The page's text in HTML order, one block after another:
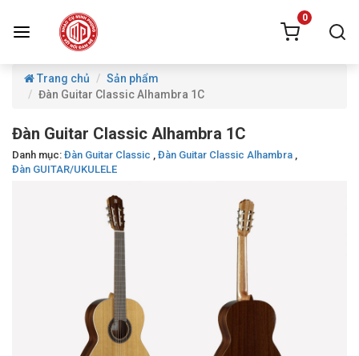
0
Trang chủ
Sản phẩm
Đàn Guitar Classic Alhambra 1C
Đàn Guitar Classic Alhambra 1C
Danh mục: Đàn Guitar Classic , Đàn Guitar Classic Alhambra ,
Đàn GUITAR/UKULELE